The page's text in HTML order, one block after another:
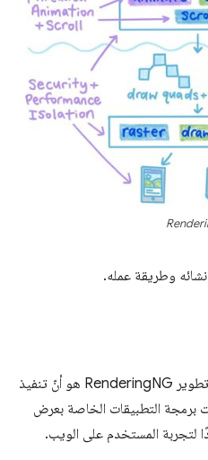
وطريقة عمله.
إنّ الهدف الأساسي الذي يدفعنا إلى تطوير RenderingNG هو أنّ تنفيذ
برمجة التطبيقات الخاصة بعرض
لتجربة المستخدم على الويب.